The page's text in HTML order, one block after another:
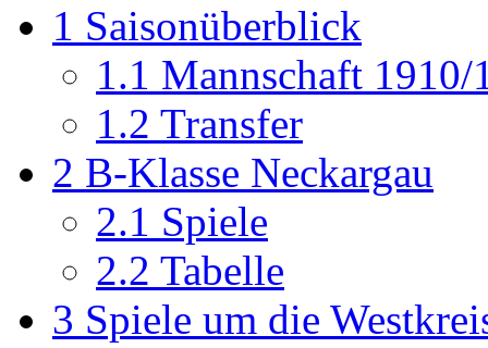
1 Saisonüberblick
1.1 Mannschaft 1910/
1.2 Transfer
2 B-Klasse Neckargau
2.1 Spiele
2.2 Tabelle
3 Spiele um die